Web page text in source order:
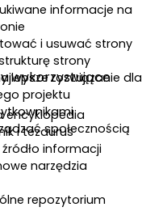
informacje na
i usuwać strony
strony
rozwiązanie dla
projektu
społecznością
wykorzystujące
encyklopedia
i tezaurus
informacji
narzędzia
repozytorium